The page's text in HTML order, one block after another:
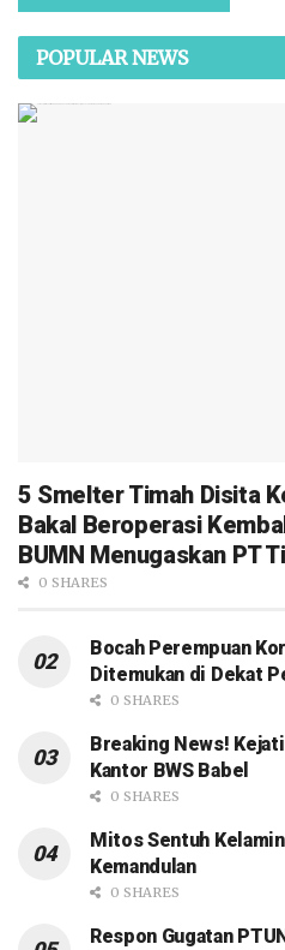
POPULAR NEWS
5 Smelter Timah Disita
Bakal Beroperasi
BUMN Menugaskan PT
0 SHARES
Bocah Perempuan
Ditemukan di Dekat
0 SHARES
Breaking News!
Kantor BWS Babel
0 SHARES
Mitos Sentuh
Kemandulan
0 SHARES
Respon Gugatan